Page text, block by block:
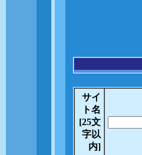
サイ
ト名
[25文
字以
内]